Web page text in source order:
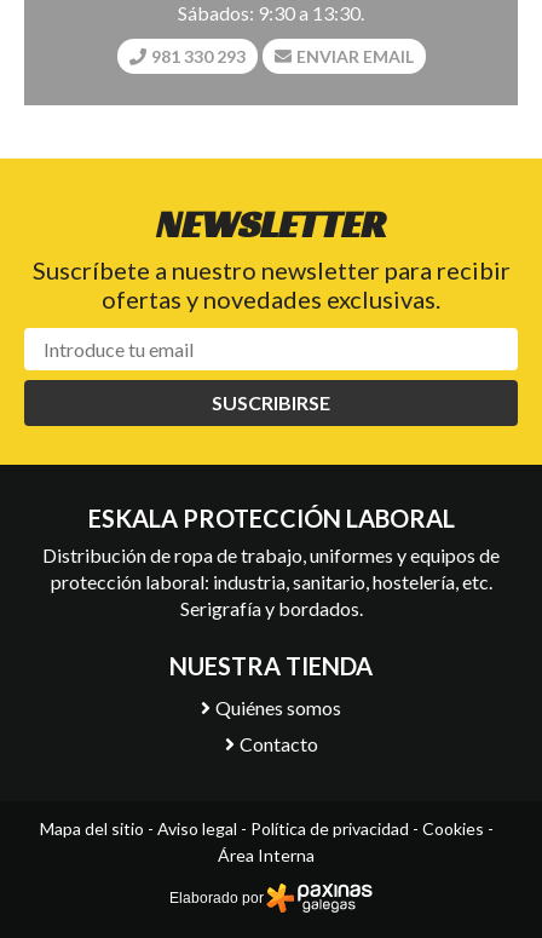
Sábados: 9:30 a 13:30.
981 330 293 ENVIAR EMAIL
NEWSLETTER
Suscríbete a nuestro newsletter para recibir
ofertas y novedades exclusivas.
SUSCRIBIRSE
ESKALA PROTECCIÓN LABORAL
Distribución de ropa de trabajo, uniformes y equipos de
protección laboral: industria, sanitario, hostelería, etc.
Serigrafía y bordados.
NUESTRA TIENDA
Quiénes somos
Contacto
Mapa del sitio - Aviso legal - Política de privacidad - Cookies -
Área Interna
Elaborado por